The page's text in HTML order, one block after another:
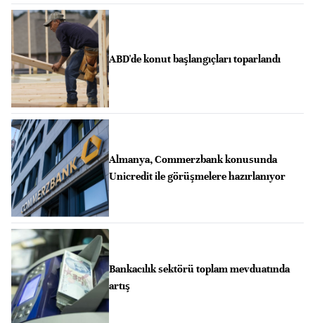
ABD'de konut başlangıçları toparlandı
Almanya, Commerzbank konusunda
Unicredit ile görüşmelere hazırlanıyor
Bankacılık sektörü toplam mevduatında
artış